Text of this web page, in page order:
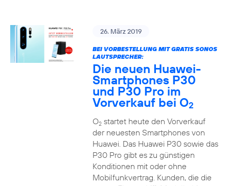
26. März 2019
BEI VORBESTELLUNG MIT GRATIS SONOS
LAUTSPRECHER:
Die neuen Huawei-
Smartphones P30
und P30 Pro im
Vorverkauf bei O2
O2startet heute den Vorverkauf
der neuesten Smartphones von
Huawei. Das Huawei P30 sowie das
P30 Pro gibt es zu günstigen
Konditionen mit oder ohne
Mobilfunkvertrag. Kunden, die die